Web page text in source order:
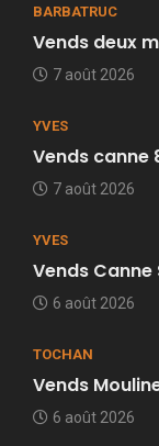
BARBATRUC
Vends deux
7 août 2026
YVES
Vends canne
7 août 2026
YVES
Vends Canne
6 août 2026
TOCHAN
Vends
6 août 2026